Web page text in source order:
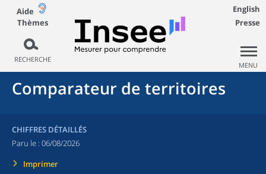
Aide
Thèmes
RECHERCHE
English
Presse
MENU
Comparateur de territoires
CHIFFRES DÉTAILLÉS
Paru le : 06/08/2026
Imprimer